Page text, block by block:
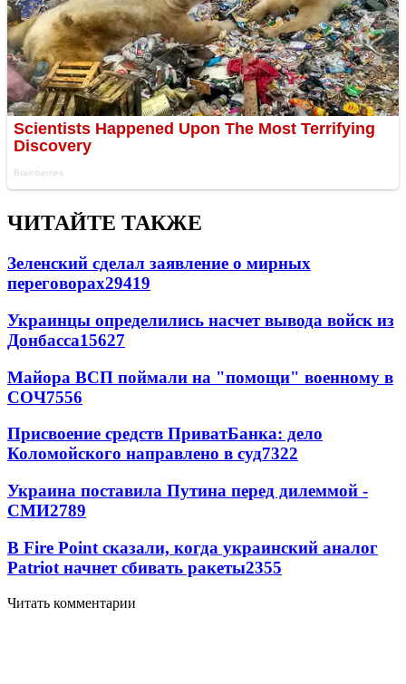
ЧИТАЙТЕ ТАКЖЕ
Зеленский сделал заявление о мирных
переговорах29419
Украинцы определились насчет вывода войск из
Донбасса15627
Майора ВСП поймали на "помощи" военному в
СОЧ7556
Присвоение средств ПриватБанка: дело
Коломойского направлено в суд7322
Украина поставила Путина перед дилеммой -
СМИ2789
В Fire Point сказали, когда украинский аналог
Patriot начнет сбивать ракеты2355
Читать комментарии